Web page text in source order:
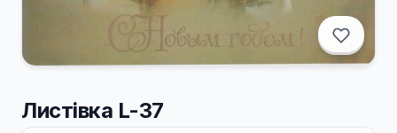
Листівка L-37